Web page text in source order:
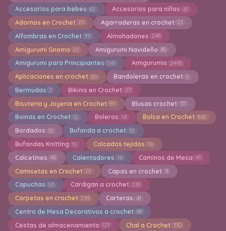
Accesorios para bebes 62 Accesorios para niñas 61
Adornos en Crochet 20 Agarraderas en crochet 21
Alfombras en Crochet 99 Almohadones 248
Amigurumi Gnomo 20 Amigurumi Navideño 80
Amigurumi para Principiantes 541 Amigurumis 2493
Aplicaciones en crochet 60 Bandoleras en crochet 5
Bermudas 3 Bikinis en Crochet 27
Bisuteria y Joyeria en Crochet 89 Blusas crochet 111
Boinas en Crochet 12 Boleros 14 Bolsa en Crochet 845
Bordados 12 Bufanda a crochet 32
Bufandas Knitting 15 Calcados tejidos 19
Calcetines 46 Calentadores 16 Caminos de Mesa 41
Camisetas en Crochet 25 Capas en crochet 9
Capuchas 50 Cardigan a crochet 233
Carpetas en crochet 293 Carteras 41
Centro de Mesa Decorativos a crochet 48
Cestas de almacenamiento 123 Chal a Crochet 330